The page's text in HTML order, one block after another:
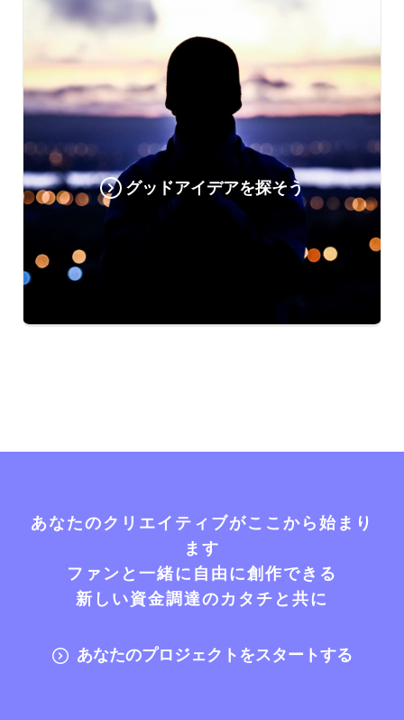
グッドアイデアを探そう
あなたのクリエイティブがここから始まり
ます
ファンと一緒に自由に創作できる
新しい資金調達のカタチと共に
あなたのプロジェクトをスタートする